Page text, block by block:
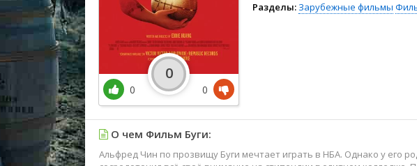
Разделы: Зарубежные фильмы
0
0
0
О чем Фильм Буги:
Альфред Чин по прозвищу Буги мечтает играть в НБА. Однако у его